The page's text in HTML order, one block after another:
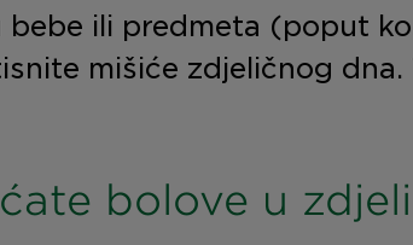
bebe ili predmeta (poput
mišiće zdjeličnog dna.
bolove u